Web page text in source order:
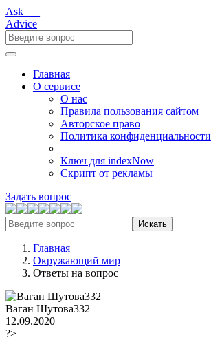
Ask___
Advice
Главная
О сервисе
О нас
Правила пользования сайтом
Авторское право
Политика конфиденциальности
Ключ для indexNow
Скрипт от рекламы
Задать вопрос
Искать
Главная
Окружающий мир
Ответы на вопрос
Ваган Шутова332
12.09.2020
?>